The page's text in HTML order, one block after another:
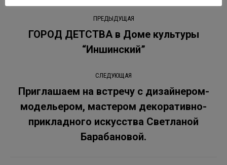
Навигация
по
ПРЕДЫДУЩАЯ
Предыдущая
запись:
ГОРОД ДЕТСТВА в Доме культуры
“Иншинский”
СЛЕДУЮЩАЯ
Следующая
запись:
Приглашаем на встречу с дизайнером-
модельером, мастером декоративно-
прикладного искусства Светланой
Барабановой.